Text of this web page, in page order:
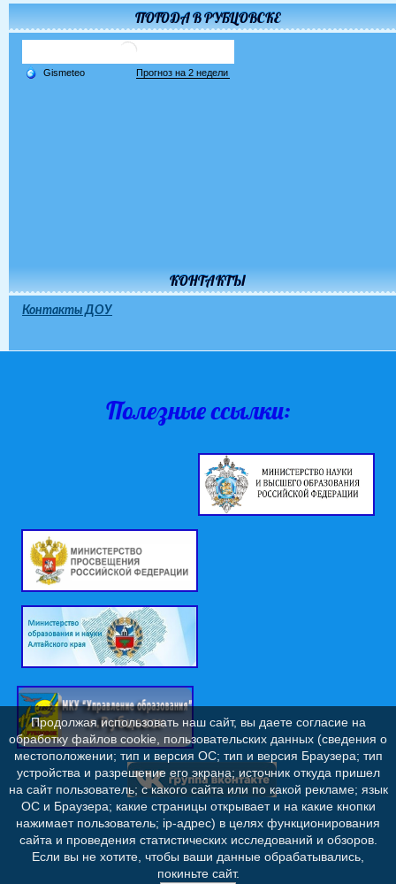
ПОГОДА В РУБЦОВСКЕ
КОНТАКТЫ
Контакты ДОУ
Полезные ссылки:
Продолжая использовать наш сайт, вы даете согласие на
обработку файлов cookie, пользовательских данных (сведения о
местоположении; тип и версия ОС; тип и версия Браузера; тип
устройства и разрешение его экрана; источник откуда пришел
на сайт пользователь; с какого сайта или по какой рекламе; язык
ОС и Браузера; какие страницы открывает и на какие кнопки
нажимает пользователь; ip-адрес) в целях функционирования
сайта и проведения статистических исследований и обзоров.
Если вы не хотите, чтобы ваши данные обрабатывались,
покиньте сайт.